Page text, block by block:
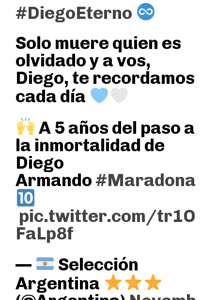
#DiegoEterno
Solo muere quien es
olvidado y a vos,
Diego, te recordamos
cada día
A 5 años del paso a
la inmortalidad de
Diego
Armando #Maradona
pic.twitter.com/tr1O
FaLp8f
—
Selección
Argentina